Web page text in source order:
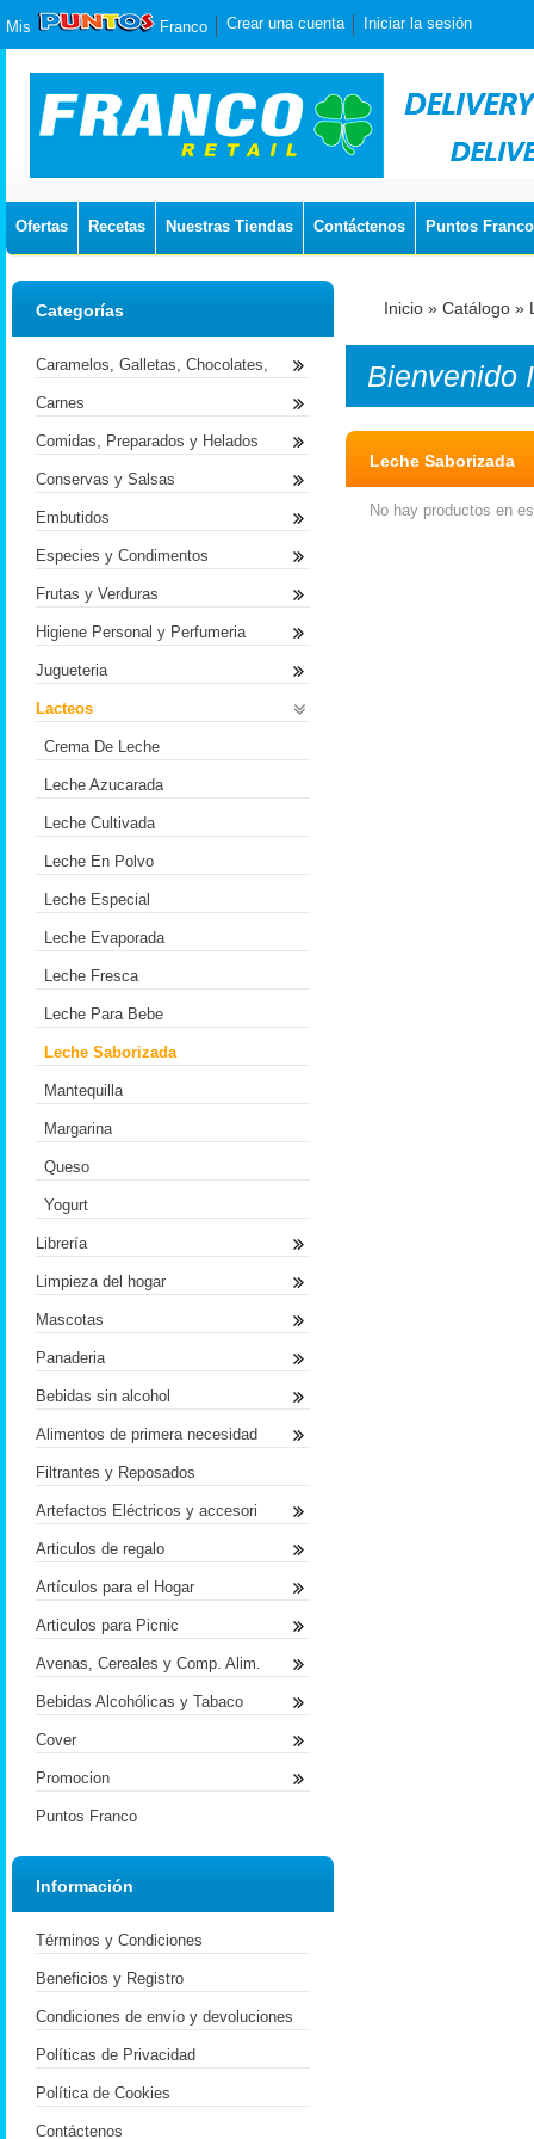
Mis Franco Crear una cuenta Iniciar la sesión
Ofertas Recetas Nuestras Tiendas Contáctenos Puntos Franco
Inicio » Catálogo »
Bienvenido
Leche Saborizada
No hay productos en
Categorías
Caramelos, Galletas, Chocolates,
Carnes
Comidas, Preparados y Helados
Conservas y Salsas
Embutidos
Especies y Condimentos
Frutas y Verduras
Higiene Personal y Perfumeria
Jugueteria
Lacteos
Crema De Leche
Leche Azucarada
Leche Cultivada
Leche En Polvo
Leche Especial
Leche Evaporada
Leche Fresca
Leche Para Bebe
Leche Saborizada
Mantequilla
Margarina
Queso
Yogurt
Librería
Limpieza del hogar
Mascotas
Panaderia
Bebidas sin alcohol
Alimentos de primera necesidad
Filtrantes y Reposados
Artefactos Eléctricos y accesori
Articulos de regalo
Artículos para el Hogar
Articulos para Picnic
Avenas, Cereales y Comp. Alim.
Bebidas Alcohólicas y Tabaco
Cover
Promocion
Puntos Franco
Información
Términos y Condiciones
Beneficios y Registro
Condiciones de envío y devoluciones
Políticas de Privacidad
Política de Cookies
Contáctenos